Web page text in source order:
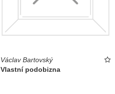
Václav Bartovský
Vlastní podobizna